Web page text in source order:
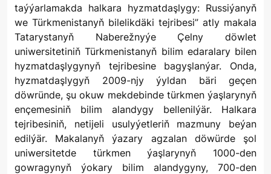
taýýarlamakda halkara hyzmatdaşlygy: Russiýanyň
we Türkmenistanyň bilelikdäki tejribesi” atly makala
Tatarystanyň Naberežnyýe Çelny döwlet
uniwersitetiniň Türkmenistanyň bilim edaralary bilen
hyzmatdaşlygynyň tejribesine bagyşlanýar. Onda,
hyzmatdaşlygyň 2009-njy ýyldan bäri geçen
döwründe, şu okuw mekdebinde türkmen ýaşlarynyň
ençemesiniň bilim alandygy bellenilýär. Halkara
tejribesiniň, netijeli usulyýetleriň mazmuny beýan
edilýär. Makalanyň ýazary agzalan döwürde şol
uniwersitetde türkmen ýaşlarynyň 1000-den
gowragynyň ýokary bilim alandygyny, 700-den